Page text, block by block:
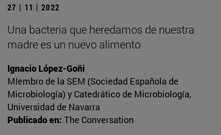
27 | 11 | 2022
Una bacteria que heredamos de nuestra
madre es un nuevo alimento
Ignacio López-Goñi
MIembro de la SEM (Sociedad Española de
Microbiología) y Catedrático de Microbiología,
Universidad de Navarra
Publicado en: The Conversation